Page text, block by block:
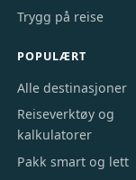
Trygg på reise
POPULÆRT
Alle destinasjoner
Reiseverktøy og
kalkulatorer
Pakk smart og lett